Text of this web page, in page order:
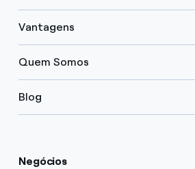
Vantagens
Quem Somos
Blog
Negócios